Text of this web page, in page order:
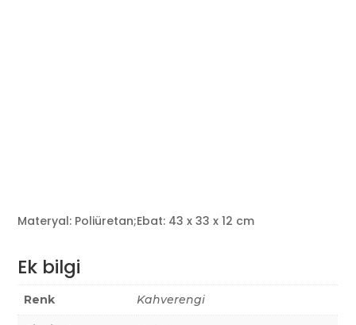
Materyal: Poliüretan;Ebat: 43 x 33 x 12 cm
Ek bilgi
Renk Kahverengi